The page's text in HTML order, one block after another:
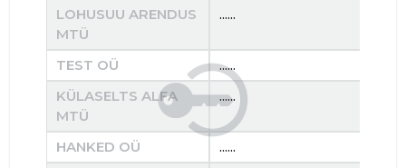
LOHUSUU ARENDUS
MTÜ
......
TEST OÜ ......
KÜLASELTS ALFA
MTÜ
......
HANKED OÜ ......